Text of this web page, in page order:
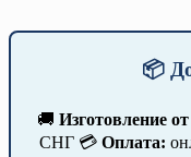
📦
🚚 Изготовление
СНГ 💳 Оплата: